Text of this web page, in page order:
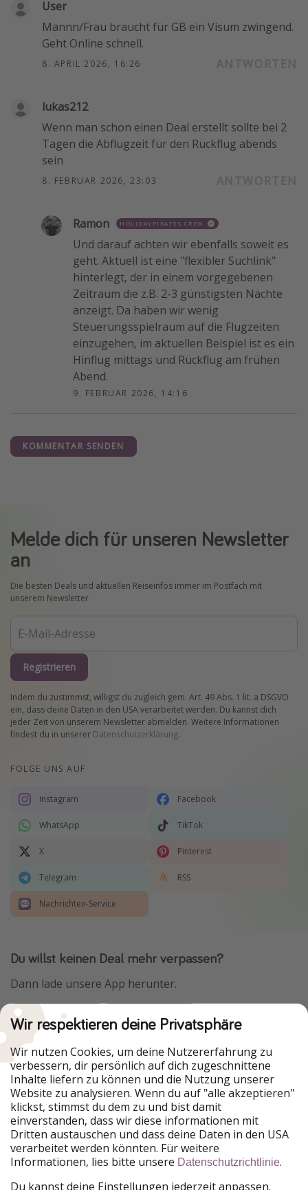
User
Mannn/Frau braucht für GB ein Visum zwingend.
Geht Online schnell.
8. APRIL 2026, 16:26
lukas212
Wenn man schon einen Deal erstellt sollte bei 2
Tagen die Abflugzeit für den Rückflug abends
sein
8. FEBRUAR 2026, 23:03
Ramon HOLIDAYPIRATES CREW
Und darauf achten wir ebenfalls soweit es
geht. Aktuell ist eine "flexibler Suchlink"
hinterlegt, der in einem vorgegebenen
Zeitraum die z.B. 2-3 günstigsten Nächte
anzeigt. Da haben wir wenig
Steuerungsspielraum auf die Flugzeiten
einzugehen, im aktuellen Beispiel ist es ein
Hinflug mittags und Rückflug am frühen
Abend.
9. FEBRUAR 2026, 14:16
KOMMENTAR SENDEN
Melde dich für unseren Newsletter
an
Die besten Deals und aktuellen Reiseinfos immer im Postfach mit
unserem Newsletter
Registrieren
Indem du zustimmst, willigst du zugleich gem. Art. 49 Abs. 1 lit. a DSGVO
ein, dass deine Daten in den USA verarbeitet werden. Du kannst dich
jeder Zeit von unserem Newsletter abmelden. Weitere Informationen
findest du in unserer Datenschutzerklärung.
FOLGE UNS AUF
Instagram Facebook
WhatsApp TikTok
X Pinterest
Telegram RSS
Nachrichten-Service
Du willst keinen Deal mehr verpassen?
Dann lade unsere App herunter.
Urlaubspiraten ist Teil der HolidayPirates Group
Unsere Märkte
PiratinViaggio
HolidayPirates
VakantiePiraten
WakacyjniPiraci
VoyagesPirates
Ferienpiraten
Urlaubspiraten
ViajerosPiratas
TravelPirates
Wir respektieren deine Privatsphäre
Wir nutzen Cookies, um deine Nutzererfahrung zu
verbessern, dir persönlich auf dich zugeschnittene
Inhalte liefern zu können und die Nutzung unserer
Website zu analysieren. Wenn du auf "alle akzeptieren"
klickst, stimmst du dem zu und bist damit
einverstanden, dass wir diese informationen mit
Dritten austauschen und dass deine Daten in den USA
verarbeitet werden könnten. Für weitere
Informationen, lies bitte unsere Datenschutzrichtlinie.
Du kannst deine Einstellungen jederzeit anpassen.